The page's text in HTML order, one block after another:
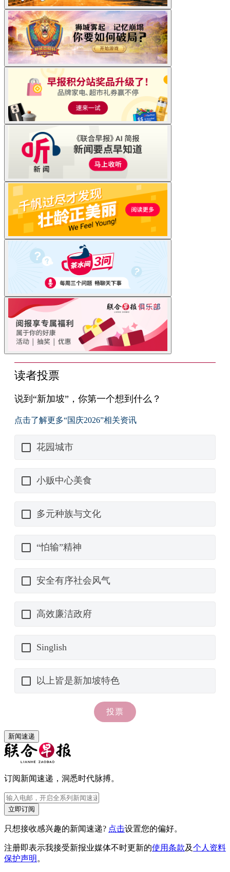
新闻速递
订阅新闻速递，洞悉时代脉搏。
立即订阅
只想接收感兴趣的新闻速递? 点击设置您的偏好。
注册即表示我接受新报业媒体不时更新的使用条款及个人资料
保护声明 。